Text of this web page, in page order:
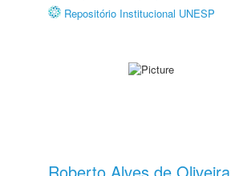
Repositório Institucional UNESP